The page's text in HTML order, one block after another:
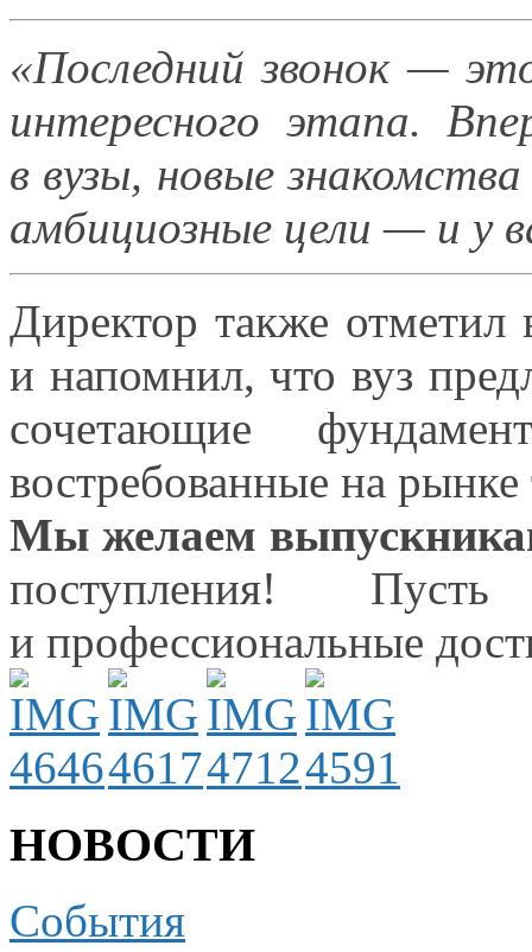
«Последний звонок —
интересного этапа.
в вузы, новые
амбициозные цели — и у
Директор также отметил
и напомнил, что вуз
сочетающие
востребованные на рынке
Мы желаем
поступления!
и профессиональные
НОВОСТИ
События